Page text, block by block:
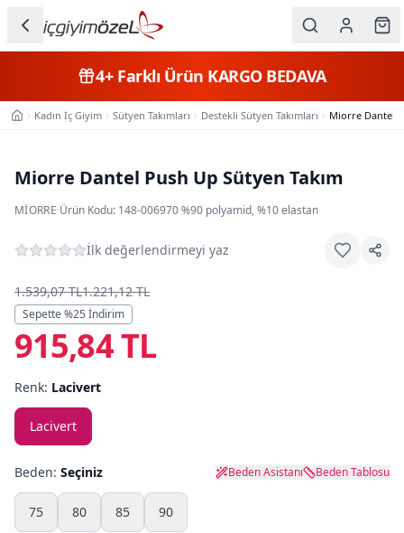
Kategorileri
Erkek
Çocuk
Fantazi
Büyük
Beden
Markalar
Plaj & Mayo
Yazlık Pijama
Kampanyalar
Yeni Gelenler
4+Farklı Ürün KARGO BEDAVA
Ana SayfaKadın İç Giyim Sütyen Takımları Destekli Sütyen Takımları Miorre Dantel
Miorre Dantel Push Up Sütyen Takım
MIORRE·Ürün Kodu: 148-006970·%90 polyamid, %10 elastan
İlk değerlendirmeyi yaz
1.539,07 TL1.221,12 TL
Sepette %25 İndirim
915,84 TL
Renk: Lacivert
Lacivert
Beden: Seçiniz Beden Asistanı Beden Tablosu
75 80 85 90